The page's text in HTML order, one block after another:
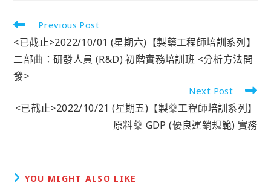
Previous Post
<已截止>2022/10/01 (星期六)【製藥工程師培訓系列】
二部曲：研發人員 (R&D) 初階實務培訓班 <分析方法開
發>
Next Post
<已截止>2022/10/21 (星期五)【製藥工程師培訓系列】
原料藥 GDP (優良運銷規範) 實務
YOU MIGHT ALSO LIKE